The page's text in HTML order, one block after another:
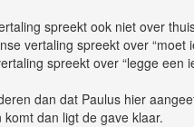
spreekt ook niet over
vertaling spreekt over “moet
spreekt over “legge een
dan dat Paulus hier
komt dan ligt de gave klaar.